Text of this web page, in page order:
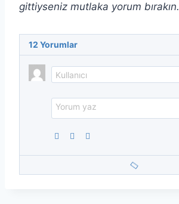
gittiyseniz mutlaka yorum bırakın.
12 Yorumlar